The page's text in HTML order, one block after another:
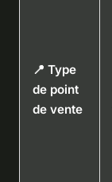
📍 Type
de point
de vente